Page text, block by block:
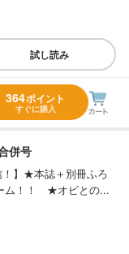
試し読み
364ポイント
すぐに購入
併号
！】★本誌＋別冊ふろ
ム！！ ★オビとの...